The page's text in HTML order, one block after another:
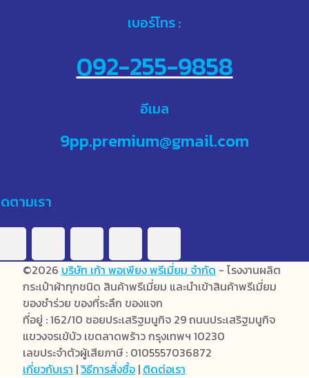
เบอร์โทร :
092-255-9858
อีเมล
9pp.premium@gmail.com
ตามเรา
©2026 บริษัท เก้า พอเพียง พรีเมี่ยม จำกัด - โรงงานผลิต
กระเป๋าผ้าทุกชนิด สินค้าพรีเมี่ยม และนำเข้าสินค้าพรีเมี่ยม
ของชำร่วย ของที่ระลึก ของแจก
ที่อยู่ : 162/10 ซอยประเสริฐมนูกิจ 29 ถนนประเสริฐมนูกิจ
แขวงจรเข้บัว เขตลาดพร้าว กรุงเทพฯ 10230
เลขประจำตัวผู้เสียภาษี : 0105557036872
เกี่ยวกับเรา |วิธีการสั่งซื้อ | ติดต่อเรา